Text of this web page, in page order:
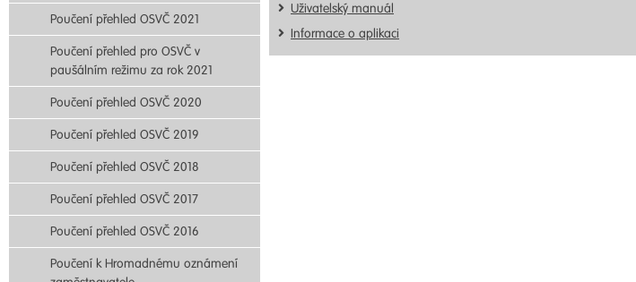
Uživatelský manuál
Informace o aplikaci
Poučení přehled OSVČ 2021
Poučení přehled pro OSVČ v
paušálním režimu za rok 2021
Poučení přehled OSVČ 2020
Poučení přehled OSVČ 2019
Poučení přehled OSVČ 2018
Poučení přehled OSVČ 2017
Poučení přehled OSVČ 2016
Poučení k Hromadnému oznámení